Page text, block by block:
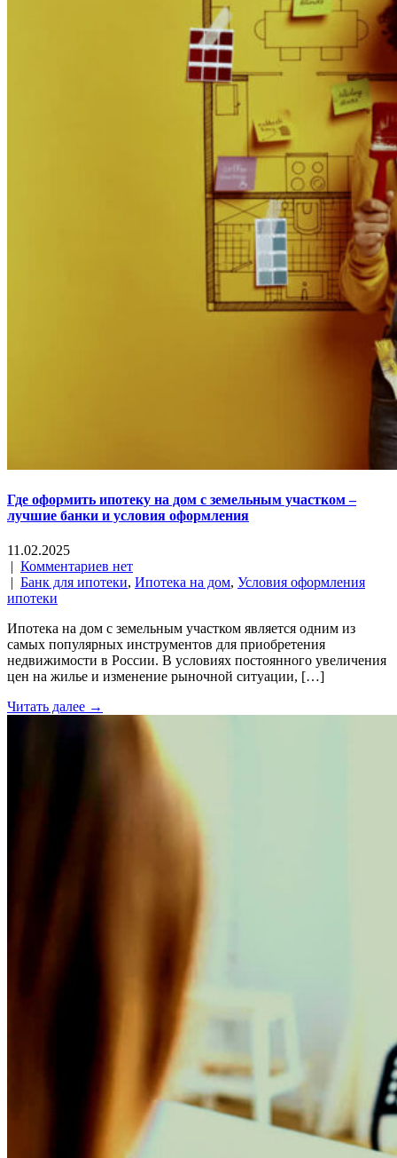
Где оформить ипотеку на дом с земельным участком –
лучшие банки и условия оформления
11.02.2025
| Комментариев нет
| Банк для ипотеки, Ипотека на дом, Условия оформления
ипотеки
Ипотека на дом с земельным участком является одним из
самых популярных инструментов для приобретения
недвижимости в России. В условиях постоянного увеличения
цен на жилье и изменение рыночной ситуации, […]
Читать далее →